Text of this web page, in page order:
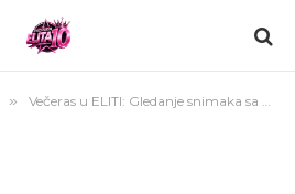
» Večeras u ELITI: Gledanje snimaka sa IVANOM ŠOPIĆ 📺🤩